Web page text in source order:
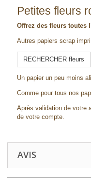
Petites fleurs
Offrez des fleurs toutes
Autres papiers scrap
RECHERCHER fleurs
Un papier un peu moins
Comme pour tous nos
Après validation de votre
de votre compte.
AVIS